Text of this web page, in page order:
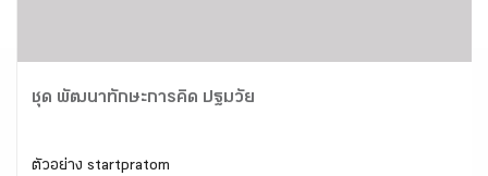
ชุด พัฒนาทักษะการคิด ปฐมวัย
ตัวอย่าง startpratom